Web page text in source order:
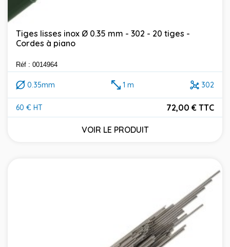
Tiges lisses inox Ø 0.35 mm - 302 - 20 tiges -
Cordes à piano
Réf : 0014964
0.35mm 1 m 302
60 € HT
Prix
72,00 € TTC
VOIR LE PRODUIT